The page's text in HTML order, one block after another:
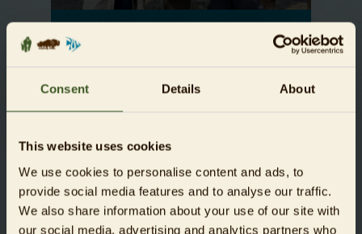
Consent Details About
This website uses cookies
We use cookies to personalise content and ads, to
provide social media features and to analyse our traffic.
We also share information about your use of our site with
our social media, advertising and analytics partners who
Mehr erfahren
21.08.2015 NEWS